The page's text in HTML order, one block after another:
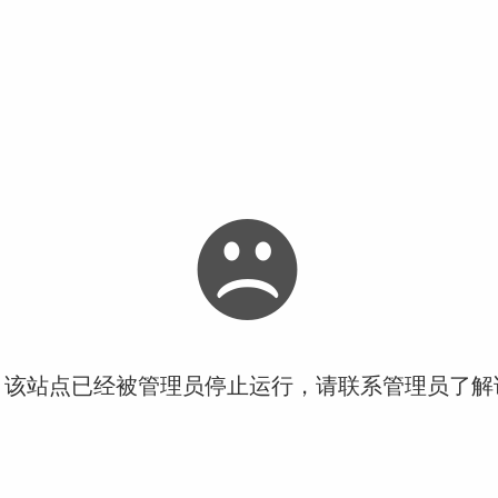
站点已经被管理员停止运行，请联系管理员了